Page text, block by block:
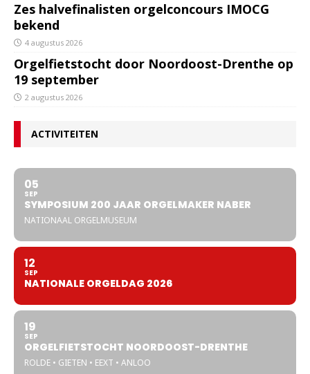
Zes halvefinalisten orgelconcours IMOCG
bekend
4 augustus 2026
Orgelfietstocht door Noordoost-Drenthe op
19 september
2 augustus 2026
ACTIVITEITEN
05
SEP
SYMPOSIUM 200 JAAR ORGELMAKER NABER
NATIONAAL ORGELMUSEUM
12
SEP
NATIONALE ORGELDAG 2026
19
SEP
ORGELFIETSTOCHT NOORDOOST-DRENTHE
ROLDE • GIETEN • EEXT • ANLOO